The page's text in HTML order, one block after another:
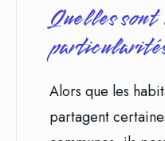
Quelles
Alors que les
partagent